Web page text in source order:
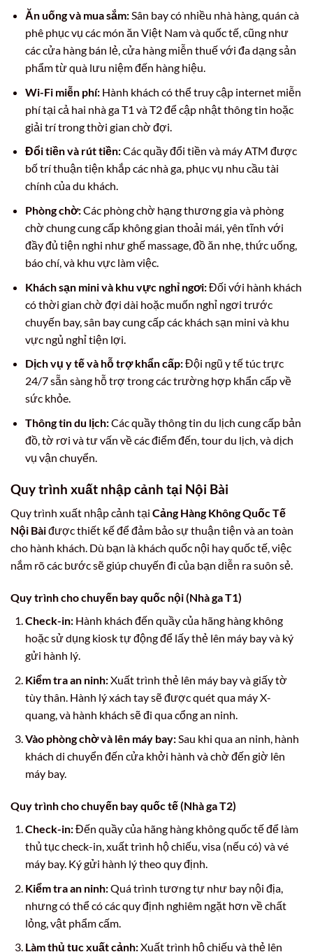
Ăn uống và mua sắm:Sân bay có nhiều nhà hàng, quán cà
phê phục vụ các món ăn Việt Nam và quốc tế, cũng như
các cửa hàng bán lẻ, cửa hàng miễn thuế với đa dạng sản
phẩm từ quà lưu niệm đến hàng hiệu.
Wi-Fi miễn phí:Hành khách có thể truy cập internet miễn
phí tại cả hai nhà ga T1 và T2 để cập nhật thông tin hoặc
giải trí trong thời gian chờ đợi.
Đổi tiền và rút tiền:Các quầy đổi tiền và máy ATM được
bố trí thuận tiện khắp các nhà ga, phục vụ nhu cầu tài
chính của du khách.
Phòng chờ:Các phòng chờ hạng thương gia và phòng
chờ chung cung cấp không gian thoải mái, yên tĩnh với
đầy đủ tiện nghi như ghế massage, đồ ăn nhẹ, thức uống,
báo chí, và khu vực làm việc.
Khách sạn mini và khu vực nghỉ ngơi:Đối với hành khách
có thời gian chờ đợi dài hoặc muốn nghỉ ngơi trước
chuyến bay, sân bay cung cấp các khách sạn mini và khu
vực ngủ nghỉ tiện lợi.
Dịch vụ y tế và hỗ trợ khẩn cấp:Đội ngũ y tế túc trực
24/7 sẵn sàng hỗ trợ trong các trường hợp khẩn cấp về
sức khỏe.
Thông tin du lịch:Các quầy thông tin du lịch cung cấp bản
đồ, tờ rơi và tư vấn về các điểm đến, tour du lịch, và dịch
vụ vận chuyển.
Quy trình xuất nhập cảnh tại Nội Bài
Quy trình xuất nhập cảnh tại Cảng Hàng Không Quốc Tế
Nội Bàiđược thiết kế để đảm bảo sự thuận tiện và an toàn
cho hành khách. Dù bạn là khách quốc nội hay quốc tế, việc
nắm rõ các bước sẽ giúp chuyến đi của bạn diễn ra suôn sẻ.
Quy trình cho chuyến bay quốc nội (Nhà ga T1)
Check-in:Hành khách đến quầy của hãng hàng không
hoặc sử dụng kiosk tự động để lấy thẻ lên máy bay và ký
gửi hành lý.
Kiểm tra an ninh:Xuất trình thẻ lên máy bay và giấy tờ
tùy thân. Hành lý xách tay sẽ được quét qua máy X-
quang, và hành khách sẽ đi qua cổng an ninh.
Vào phòng chờ và lên máy bay:Sau khi qua an ninh, hành
khách di chuyển đến cửa khởi hành và chờ đến giờ lên
máy bay.
Quy trình cho chuyến bay quốc tế (Nhà ga T2)
Check-in:Đến quầy của hãng hàng không quốc tế để làm
thủ tục check-in, xuất trình hộ chiếu, visa (nếu có) và vé
máy bay. Ký gửi hành lý theo quy định.
Kiểm tra an ninh:Quá trình tương tự như bay nội địa,
nhưng có thể có các quy định nghiêm ngặt hơn về chất
lỏng, vật phẩm cấm.
Làm thủ tục xuất cảnh:Xuất trình hộ chiếu và thẻ lên